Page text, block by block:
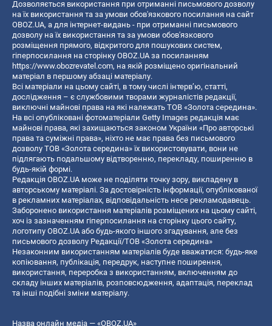
Дозволяється використання при отриманні письмового дозволу
на їх використання та за умови обов'язкового посилання на сайт
OBOZ.UA, а для інтернет-видань - при отриманні письмового
дозволу на їх використання та за умови обов'язкового
розміщення прямого, відкритого для пошукових систем,
гіперпосилання на сторінку OBOZ.UA за посиланням
https://www.obozrevatel.com, на якій розміщено оригінальний
матеріал в першому абзаці матеріалу.
Всі матеріали на цьому сайті, в тому числі інтерв’ю, статті,
дослідження – є службовими творами журналістів редакції,
виключні майнові права на які належать ТОВ «Золота середина».
На всі опубліковані фотоматеріали Getty Images редакція має
майнові права, які захищаються законом України «Про авторські
права та суміжні права», ніхто не має права без письмового
дозволу ТОВ «Золота середина» їх використовувати, вони не
підлягають подальшому відтворенню, перекладу, поширенню в
будь-якій формі.
Редакція OBOZ.UA може не поділяти точку зору, викладену в
авторському матеріалі. За достовірність інформації, опублікованої
в рекламних матеріалах, відповідальність несе рекламодавець.
Заборонено використання матеріалів розміщених на цьому сайті,
хоч із зазначенням гіперпосилання на сторінку цього сайту,
логотипу OBOZ.UA або будь-якого іншого згадування, але без
письмового дозволу Редакції/ТОВ «Золота середина»
Незаконним використанням матеріалів буде вважатися: будь-яке
копiювання, публiкацiя, передрук, наступне поширення,
використання, переробка з використанням, включенням до
складу інших матеріалів, розповсюдження, адаптація, переклад
та інші подібні зміни матеріалу.
Назва онлайн медіа — «OBOZ.UA»